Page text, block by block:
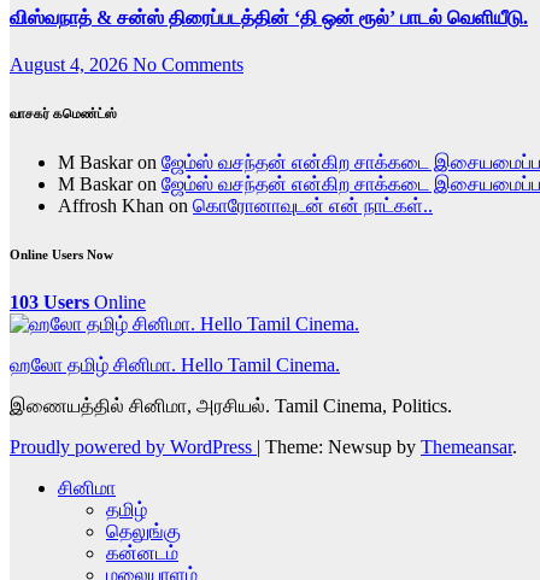
விஸ்வநாத் & சன்ஸ் திரைப்படத்தின் ‘தி ஒன் ரூல்’ பாடல் வெளியீடு.
August 4, 2026 No Comments
வாசகர் கமெண்ட்ஸ்
M Baskaron ஜேம்ஸ் வசந்தன் என்கிற சாக்கடை
M Baskaron ஜேம்ஸ் வசந்தன் என்கிற சாக்கடை
Affrosh Khan on கொரோனாவுடன் என் நாட்கள்..
Online Users Now
103 Users Online
ஹலோ தமிழ் சினிமா. Hello Tamil Cinema.
இணையத்தில் சினிமா, அரசியல். Tamil Cinema, Politics.
Proudly powered by WordPress | Theme: Newsup by Themeansar.
சினிமா
தமிழ்
தெலுங்கு
கன்னடம்
மலையாளம்